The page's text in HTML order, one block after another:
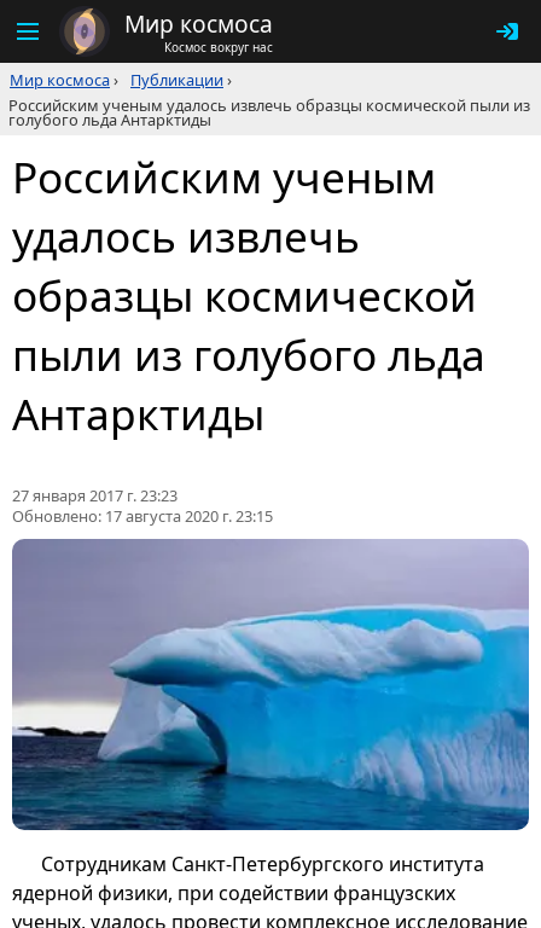
Мир космоса
Космос вокруг нас
Мир космоса› Публикации›
Российским ученым удалось извлечь образцы космической пыли из
голубого льда Антарктиды
Российским ученым
удалось извлечь
образцы космической
пыли из голубого льда
Антарктиды
27 января 2017 г. 23:23
Обновлено: 17 августа 2020 г. 23:15
Сотрудникам Санкт-Петербургского института
ядерной физики, при содействии французских
ученых, удалось провести комплексное исследование